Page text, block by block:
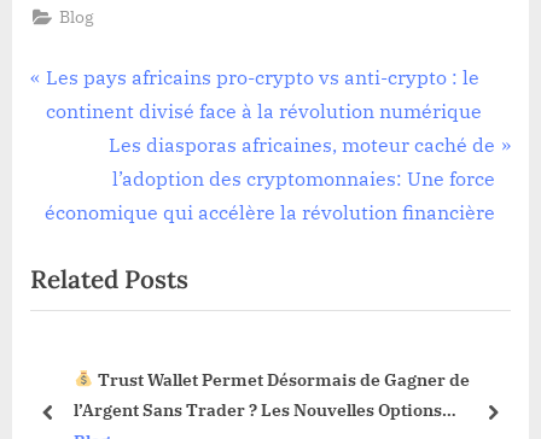
Blog
Navigation
l’article
P
r
i
u
s
s
Les pays africains pro-crypto vs anti-crypto : le
continent divisé face à la révolution numérique
N
e
x
P
o
t
:
Les diasporas africaines, moteur caché de
l’adoption des cryptomonnaies: Une force
économique qui accélère la révolution financière
Related Posts
Trust Wallet Permet Désormais de Gagner de
l’Argent Sans Trader ? Les Nouvelles Options
prev next